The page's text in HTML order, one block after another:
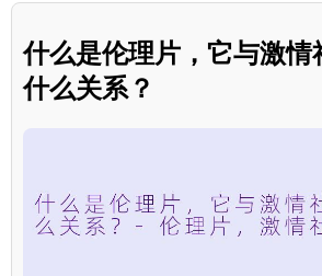
什么是伦理片，它与激情
什么关系？